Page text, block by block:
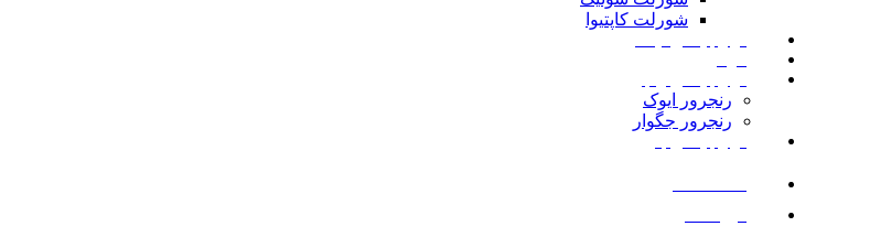
شورلت کاپتیوا
رنجرور ایوک
رنجرور جگوار